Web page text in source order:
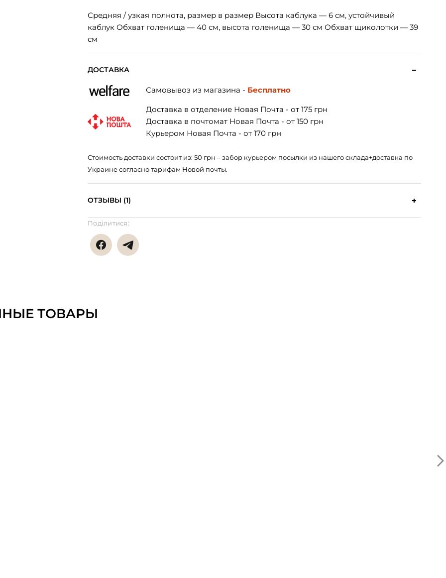
Средняя / узкая полнота, размер в размер Высота каблука — 6 см, устойчивый
каблук Обхват голенища — 40 см, высота голенища — 30 см Обхват щиколотки — 39
см
ДОСТАВКА
Самовывоз из магазина - Бесплатно
Доставка в отделение Новая Почта - от 175 грн
Доставка в почтомат Новая Почта - от 150 грн
Курьером Новая Почта - от 170 грн
Стоимость доставки состоит из: 50 грн – забор курьером посылки из нашего склада+доставка по
Украине согласно тарифам Новой почты.
ОТЗЫВЫ (1)
Поділитися:
ТОВАРЫ